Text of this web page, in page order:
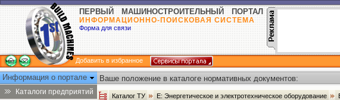
ПЕРВЫЙ МАШИНОСТРОИТЕЛЬНЫЙ ПОРТАЛ
ИНФОРМАЦИОННО-ПОИСКОВАЯ СИСТЕМА
Форма для связи
Добавить в избранное
Информация о портале
Каталоги предприятий
Ваше положение в каталоге нормативных документов:
Каталог ТУ Е: Энергетическое и электротехническое оборудование